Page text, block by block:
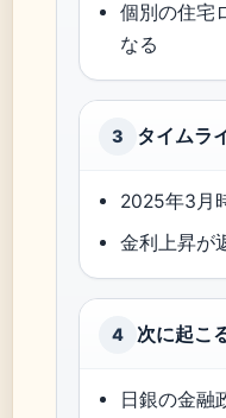
個別の住宅
なる
3 タイムラ
2025年3月
金利上昇が
4 次に起こ
日銀の金融